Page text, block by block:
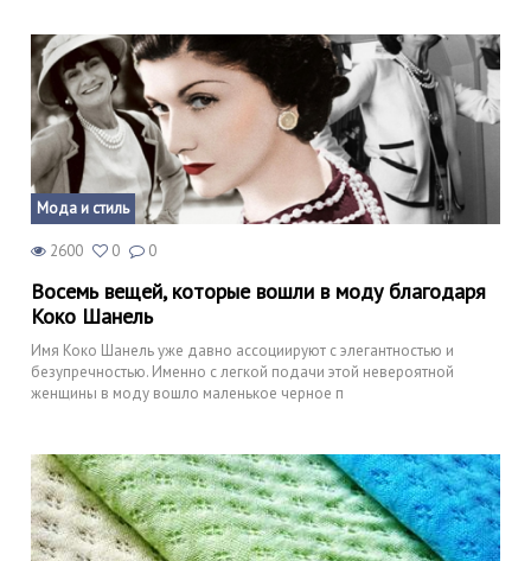
Мода и стиль
2600 0 0
Восемь вещей, которые вошли в моду благодаря
Коко Шанель
Имя Коко Шанель уже давно ассоциируют с элегантностью и
безупречностью. Именно с легкой подачи этой невероятной
женщины в моду вошло маленькое черное п